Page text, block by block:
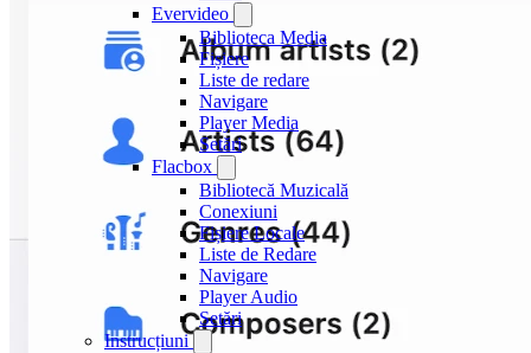
Evervideo
Biblioteca Media
Fișiere
Liste de redare
Navigare
Player Media
Setări
Flacbox
Bibliotecă Muzicală
Conexiuni
Fișiere Locale
Liste de Redare
Navigare
Player Audio
Setări
Instrucțiuni